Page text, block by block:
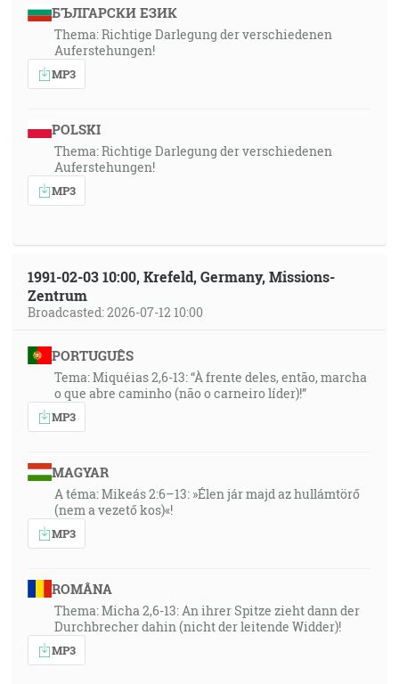
БЪЛГАРСКИ ЕЗИК
Thema: Richtige Darlegung der verschiedenen
Auferstehungen!
MP3
POLSKI
Thema: Richtige Darlegung der verschiedenen
Auferstehungen!
MP3
1991-02-03 10:00, Krefeld, Germany, Missions-
Zentrum
Broadcasted: 2026-07-12 10:00
PORTUGUÊS
Tema: Miquéias 2,6-13: “À frente deles, então, marcha
o que abre caminho (não o carneiro líder)!”
MP3
MAGYAR
A téma: Mikeás 2:6–13: »Élen jár majd az hullámtörő
(nem a vezető kos)«!
MP3
ROMÂNA
Thema: Micha 2,6-13: An ihrer Spitze zieht dann der
Durchbrecher dahin (nicht der leitende Widder)!
MP3